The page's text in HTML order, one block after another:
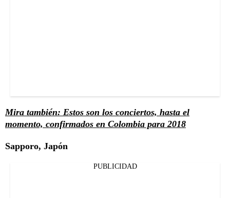
Mira también: Estos son los conciertos, hasta el
momento, confirmados en Colombia para 2018
Sapporo, Japón
PUBLICIDAD